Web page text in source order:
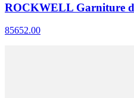
ROCKWELL Garniture
85652.00